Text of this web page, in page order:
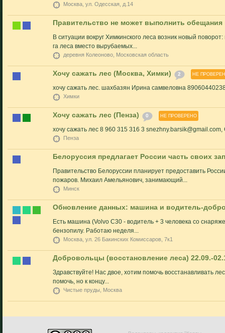
Москва, ул. Одесская, д.14
Правительство не может выполнить обещания
В ситуации вокруг Химкинского леса возник новый
га леса вместо вырубаемых...
деревня Колеоново, Московская область
Хочу сажать лес (Москва, Химки) 2 НЕ
хочу сажать лес. шахбазян Ирина самвеловна
Химки
Хочу сажать лес (Пенза) 0 НЕ ПРОВЕРЕНО
хочу сажать лес 8 960 315 316 3 snezhny.barsik@gmail.com,
Пенза
Белоруссия предлагает России часть своих
Правительство Белоруссии планирует предоставить
пожаров. Михаил Амельянович, занимающий...
Минск
Обновление данных: машина и водитель-
Есть машина (Volvo C30 - водитель + 3 человека со
бензопилу. Работаю неделя...
Москва, ул. 26 Бакинских Комиссаров, 7к1
Добровольцы (восстановление леса) 22.09.-
Здравствуйте! Нас двое, хотим помочь восстанавливать
помочь, но к концу...
Чистые пруды, Москва